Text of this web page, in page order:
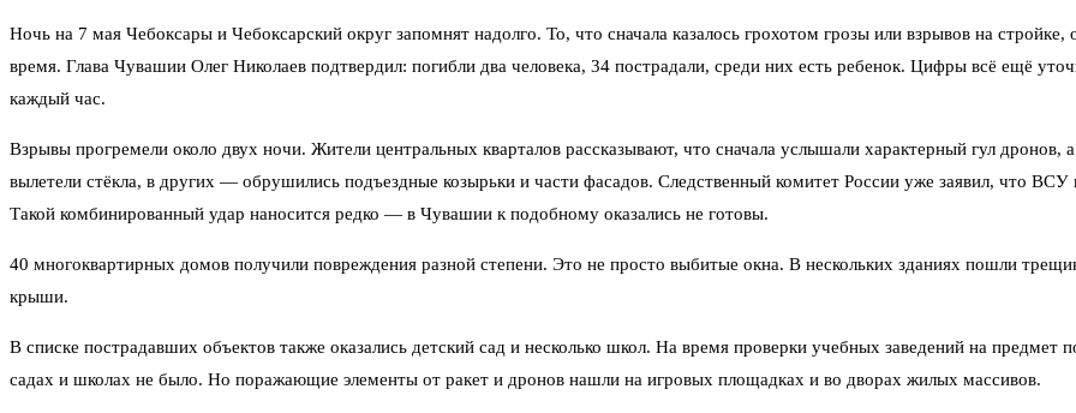
Ночь на 7 мая Чебоксары и Чебоксарский округ запомнят надолго. То, что сначала казалось грохотом грозы или взрывов на стройке,
время. Глава Чувашии Олег Николаев подтвердил: погибли два человека, 34 пострадали, среди них есть ребенок. Цифры всё ещё
каждый час.
Взрывы прогремели около двух ночи. Жители центральных кварталов рассказывают, что сначала услышали характерный гул
вылетели стёкла, в других — обрушились подъездные козырьки и части фасадов. Следственный комитет России уже заявил, что
Такой комбинированный удар наносится редко — в Чувашии к подобному оказались не готовы.
40 многоквартирных домов получили повреждения разной степени. Это не просто выбитые окна. В нескольких зданиях пошли
крыши.
В списке пострадавших объектов также оказались детский сад и несколько школ. На время проверки учебных заведений на
садах и школах не было. Но поражающие элементы от ракет и дронов нашли на игровых площадках и во дворах жилых массивов.